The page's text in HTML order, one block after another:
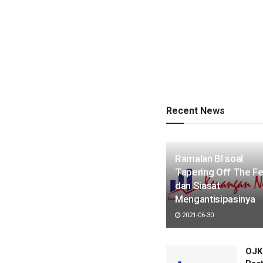
Recent News
Ramalan BI soal
Tapering Off The
dan Siasat
Mengantisipasinya
2021-06-30
OJK